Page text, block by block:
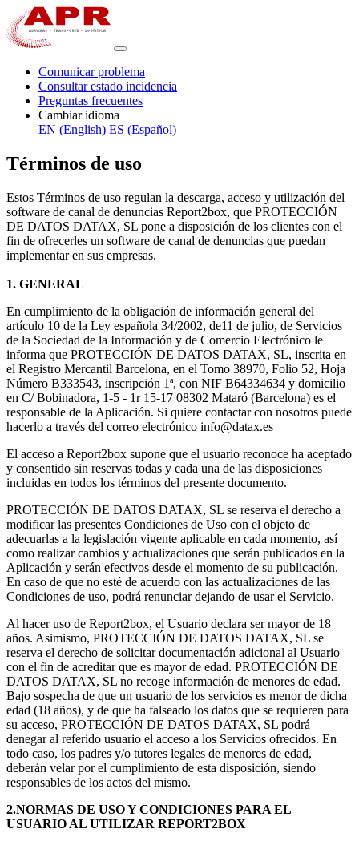
Comunicar problema
Consultar estado incidencia
Preguntas frecuentes
Cambiar idioma
EN (English) ES (Español)
Términos de uso
Estos Términos de uso regulan la descarga, acceso y utilización del
software de canal de denuncias Report2box, que PROTECCIÓN
DE DATOS DATAX, SL pone a disposición de los clientes con el
fin de ofrecerles un software de canal de denuncias que puedan
implementar en sus empresas.
1. GENERAL
En cumplimiento de la obligación de información general del
artículo 10 de la Ley española 34/2002, de11 de julio, de Servicios
de la Sociedad de la Información y de Comercio Electrónico le
informa que PROTECCIÓN DE DATOS DATAX, SL, inscrita en
el Registro Mercantil Barcelona, en el Tomo 38970, Folio 52, Hoja
Número B333543, inscripción 1ª, con NIF B64334634 y domicilio
en C/ Bobinadora, 1-5 - 1r 15-17 08302 Mataró (Barcelona) es el
responsable de la Aplicación. Si quiere contactar con nosotros puede
hacerlo a través del correo electrónico info@datax.es
El acceso a Report2box supone que el usuario reconoce ha aceptado
y consentido sin reservas todas y cada una de las disposiciones
incluidas en todos los términos del presente documento.
PROTECCIÓN DE DATOS DATAX, SL se reserva el derecho a
modificar las presentes Condiciones de Uso con el objeto de
adecuarlas a la legislación vigente aplicable en cada momento, así
como realizar cambios y actualizaciones que serán publicados en la
Aplicación y serán efectivos desde el momento de su publicación.
En caso de que no esté de acuerdo con las actualizaciones de las
Condiciones de uso, podrá renunciar dejando de usar el Servicio.
Al hacer uso de Report2box, el Usuario declara ser mayor de 18
años. Asimismo, PROTECCIÓN DE DATOS DATAX, SL se
reserva el derecho de solicitar documentación adicional al Usuario
con el fin de acreditar que es mayor de edad. PROTECCIÓN DE
DATOS DATAX, SL no recoge información de menores de edad.
Bajo sospecha de que un usuario de los servicios es menor de dicha
edad (18 años), y de que ha falseado los datos que se requieren para
su acceso, PROTECCIÓN DE DATOS DATAX, SL podrá
denegar al referido usuario el acceso a los Servicios ofrecidos. En
todo caso, los padres y/o tutores legales de menores de edad,
deberán velar por el cumplimiento de esta disposición, siendo
responsables de los actos del mismo.
2.NORMAS DE USO Y CONDICIONES PARA EL
USUARIO AL UTILIZAR REPORT2BOX